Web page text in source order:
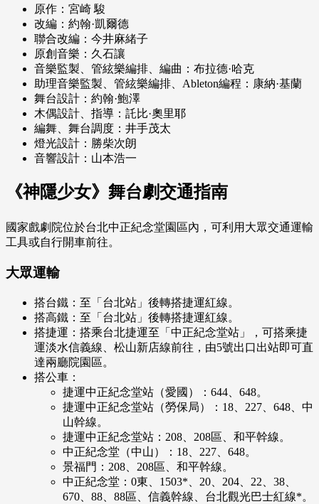
原作：宮崎 駿
改編：約翰·凱爾德
聯合改編：今井麻緒子
原創音樂：久石讓
音樂監製、管絃樂編排、編曲：布拉德·哈克
助理音樂監製、管絃樂編排、Ableton編程：康納·基蘭
舞台設計：約翰·鮑澤
木偶設計、指導：託比·奧里耶
編舞、舞台調度：井手茂太
燈光設計：勝柴次朗
音響設計：山本浩一
《神隱少女》舞台劇交通指南
國家戲劇院位於台北中正紀念堂園區內，可利用大眾交通運輸
工具或自行開車前往。
大眾運輸
搭台鐵：至「台北站」後轉搭捷運紅線。
搭高鐵：至「台北站」後轉搭捷運紅線。
搭捷運：搭乘台北捷運至「中正紀念堂站」，可搭乘捷
運淡水信義線、松山新店線前往，由5號出口出站即可直
達兩廳院園區。
搭公車：
捷運中正紀念堂站（愛國）：644、648。
捷運中正紀念堂站（勞保局）：18、227、648、中
山幹線。
捷運中正紀念堂站：208、208區、和平幹線。
中正紀念堂（中山）：18、227、648。
景福門：208、208區、和平幹線。
中正紀念堂：0東、1503*、20、204、22、38、
670、88、88區、信義幹線、台北觀光巴士紅線*。